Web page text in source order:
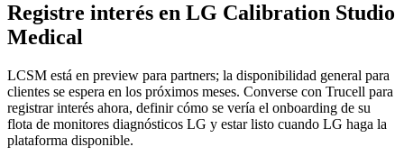
Registre interés en LG Calibration Studio
Medical
LCSM está en preview para partners; la disponibilidad general para
clientes se espera en los próximos meses. Converse con Trucell para
registrar interés ahora, definir cómo se vería el onboarding de su
flota de monitores diagnósticos LG y estar listo cuando LG haga la
plataforma disponible.